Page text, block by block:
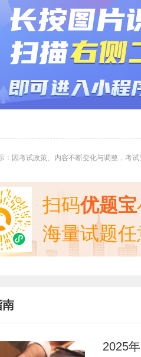
：因考试政策、内容不断变化与调整，考
扫码优题宝
海量试题任
南
2025